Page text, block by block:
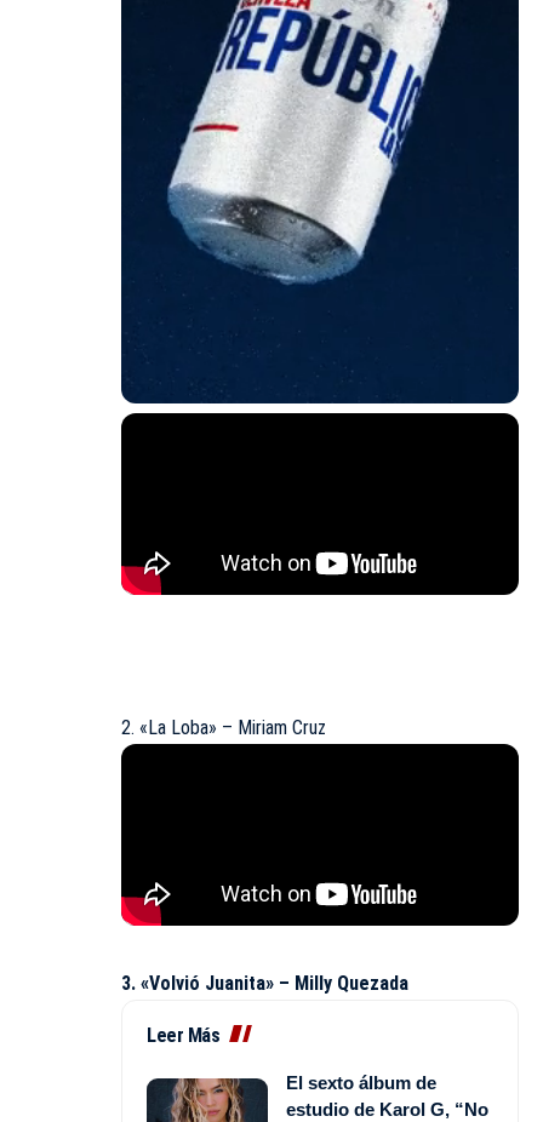
2. «La Loba» – Miriam Cruz
3. «Volvió Juanita» – Milly Quezada
Leer Más
El sexto álbum de
estudio de Karol G, “No